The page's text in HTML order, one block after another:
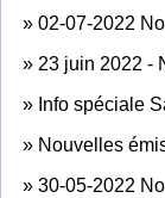
» 02-07-2022
» 23 juin 2022 -
» Info spéciale
» Nouvelles
» 30-05-2022